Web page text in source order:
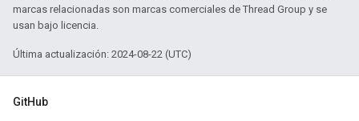
marcas relacionadas son marcas comerciales de Thread Group y se
usan bajo licencia.
Última actualización: 2024-08-22 (UTC)
GitHub